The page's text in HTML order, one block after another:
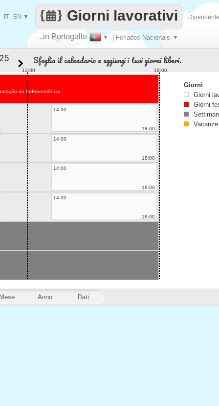
Fai
..in Portogallo ▼ | Feriados Nacionais ▼
Giorni lavorativi
IT| EN ▼
Anno Dati
Sfoglia il calendario e aggiungi i tuoi giorni liberi.
13:00 18:00
da Independência
14:00
18:00
14:00
18:00
14:00
18:00
14:00
18:00
Giorni
Giorni
Giorni
Vacanze